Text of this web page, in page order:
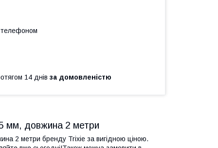
телефоном
14 днів за домовленістю
мм, довжина 2 метри
2 метри бренду Trixie за вигідною ціною.